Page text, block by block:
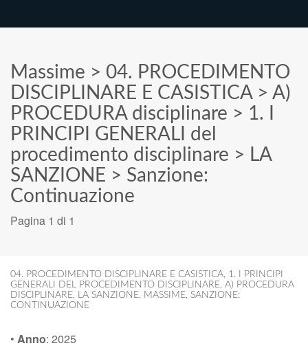
Massime > 04. PROCEDIMENTO
DISCIPLINARE E CASISTICA> A)
PROCEDURA disciplinare > 1. I
PRINCIPI GENERALI del
procedimento disciplinare > LA
SANZIONE > Sanzione:
Continuazione
Pagina 1 di 1
04. PROCEDIMENTO DISCIPLINARE E CASISTICA, 1. I PRINCIPI
GENERALI DEL PROCEDIMENTO DISCIPLINARE, A) PROCEDURA
DISCIPLINARE, LA SANZIONE, MASSIME, SANZIONE:
CONTINUAZIONE
• Anno: 2025